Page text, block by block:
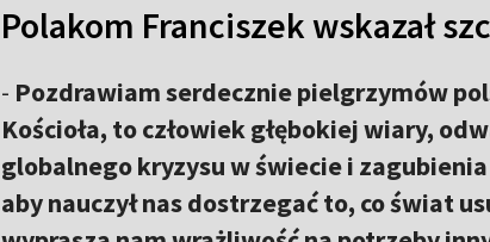
Polakom Franciszek wskazał
- Pozdrawiam serdecznie pielgrzymów
Kościoła, to człowiek głębokiej wiary,
globalnego kryzysu w świecie i
aby nauczył nas dostrzegać to, co świat